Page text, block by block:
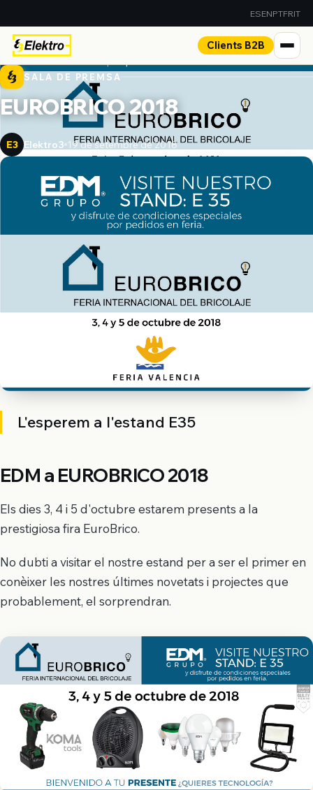
ESENPTFRIT
Clients B2B
SALA DE PREMSA
EUROBRICO 2018
E3 Elektro3 19 de setembre de 2018
L'esperem a l'estand E35
EDM a EUROBRICO 2018
Els dies 3, 4 i 5 d'octubre estarem presents a la
prestigiosa fira EuroBrico.
No dubti a visitar el nostre estand per a ser el primer en
conèixer les nostres últimes novetats i projectes que
probablement, el sorprendran.